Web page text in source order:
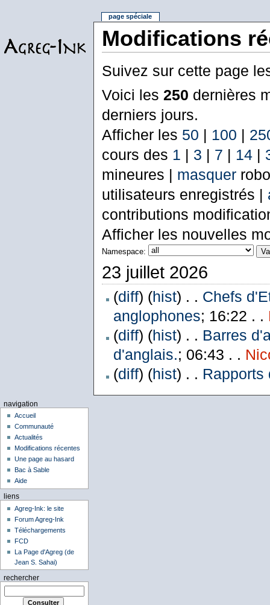
Modifications
Suivez sur cette page
Voici les 250 dernières
derniers jours.
Afficher les 50 | 100 |
cours des 1 | 3 | 7 | 14|
mineures | masquer
utilisateurs enregistrés |
contributions
Afficher les nouvelles
Namespace:
23 juillet 2026
(diff) (hist) . . Chefs
anglophones; 16:22 . .
(diff) (hist) . . Barres
d'anglais.; 06:43 . .
(diff) (hist) . . Rapports
page spéciale
navigation
Accueil
Communauté
Actualités
Modifications récentes
Une page au hasard
Bac à Sable
Aide
liens
Agreg-Ink: le site
Forum Agreg-Ink
Téléchargements
FCD
La Page d'Agreg (de
Jean S. Sahai)
rechercher